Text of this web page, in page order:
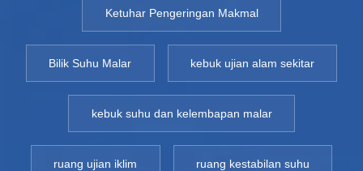
Ketuhar Pengeringan Makmal
Bilik Suhu Malar kebuk ujian alam sekitar
kebuk suhu dan kelembapan malar
ruang ujian iklim ruang kestabilan suhu